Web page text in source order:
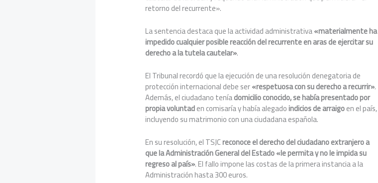
retorno del recurrente».
La sentencia destaca que la actividad administrativa«materialmente ha
impedido cualquier posible reacción del recurrente en aras de ejercitar su
derecho a la tutela cautelar».
El Tribunal recordó que la ejecución de una resolución denegatoria de
protección internacional debe ser«respetuosa con su derecho a recurrir».
Además, el ciudadano teníadomicilio conocido, se había presentado por
propia voluntaden comisaría y había alegadoindicios de arraigoen el país,
incluyendo su matrimonio con una ciudadana española.
En su resolución, el TSJCreconoce el derecho del ciudadano extranjero a
que la Administración General del Estado «le permita y no le impida su
regreso al país». El fallo impone las costas de la primera instancia a la
Administración hasta 300 euros.